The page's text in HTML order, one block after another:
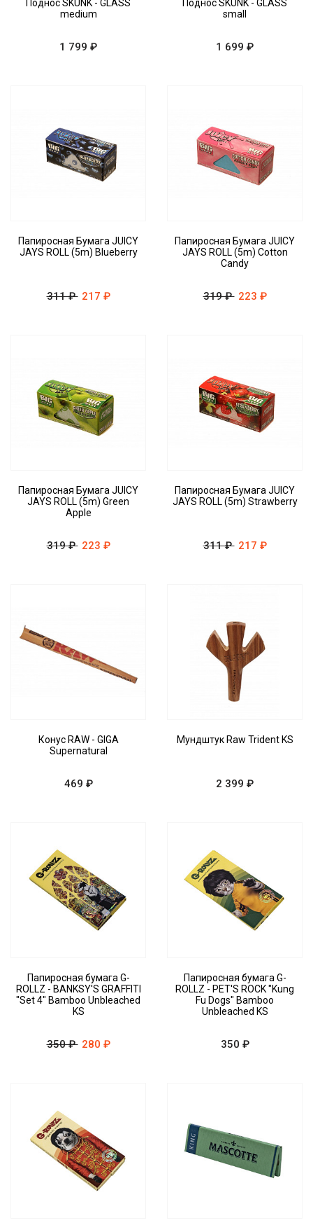
Поднос SKUNK - GLASS
medium
1 799 ₽
Поднос SKUNK - GLASS
small
1 699 ₽
Папиросная Бумага JUICY
JAYS ROLL (5m) Blueberry
311 ₽ 217 ₽
Папиросная Бумага JUICY
JAYS ROLL (5m) Cotton
Candy
319 ₽ 223 ₽
Папиросная Бумага JUICY
JAYS ROLL (5m) Green
Apple
319 ₽ 223 ₽
Папиросная Бумага JUICY
JAYS ROLL (5m) Strawberry
311 ₽ 217 ₽
Конус RAW - GIGA
Supernatural
469 ₽
Мундштук Raw Trident KS
2 399 ₽
Папиросная бумага G-
ROLLZ - BANKSY'S GRAFFITI
"Set 4" Bamboo Unbleached
KS
350 ₽ 280 ₽
Папиросная бумага G-
ROLLZ - PET'S ROCK "Kung
Fu Dogs" Bamboo
Unbleached KS
350 ₽